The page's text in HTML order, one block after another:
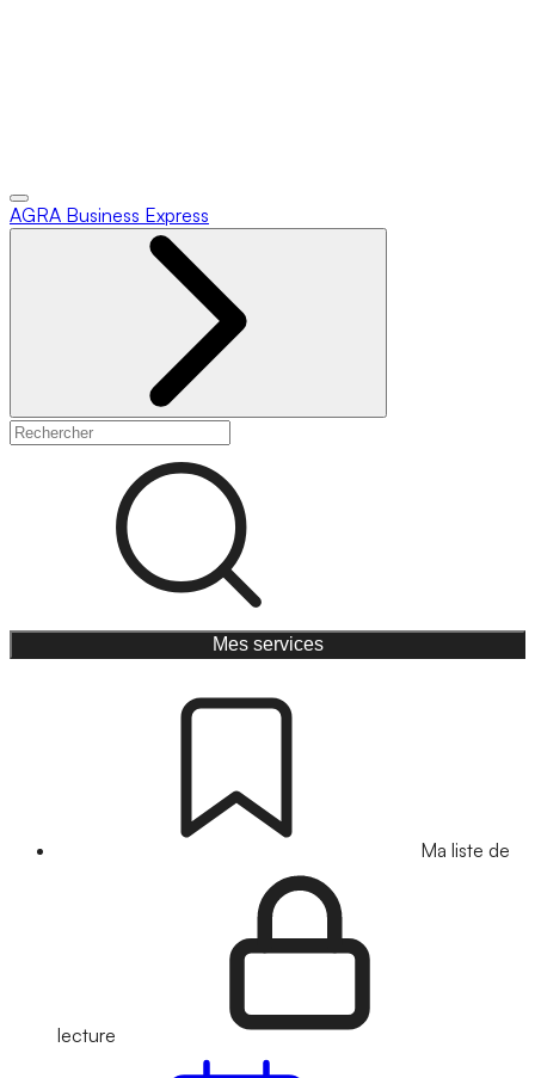
AGRA Business Express
Mes services
Ma liste de
lecture